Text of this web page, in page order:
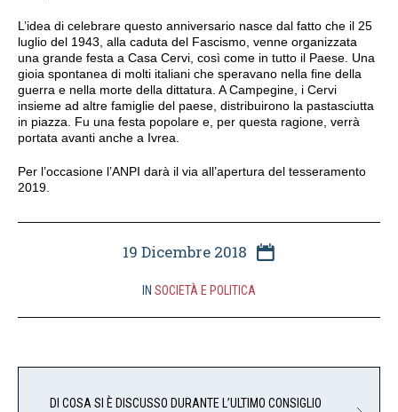
L’idea di celebrare questo anniversario nasce dal fatto che il 25
luglio del 1943, alla caduta del Fascismo, venne organizzata
una grande festa a Casa Cervi, così come in tutto il Paese. Una
gioia spontanea di molti italiani che speravano nella fine della
guerra e nella morte della dittatura. A Campegine, i Cervi
insieme ad altre famiglie del paese, distribuirono la pastasciutta
in piazza. Fu una festa popolare e, per questa ragione, verrà
portata avanti anche a Ivrea.
Per l’occasione l’ANPI darà il via all’apertura del tesseramento
2019.
19 Dicembre 2018
IN SOCIETÀ E POLITICA
DI COSA SI È DISCUSSO DURANTE L’ULTIMO CONSIGLIO